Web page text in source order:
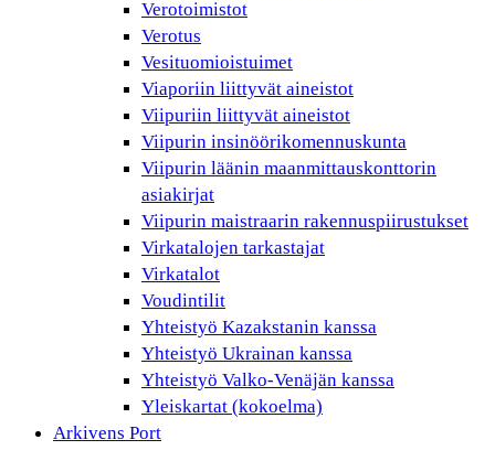
Verotoimistot
Verotus
Vesituomioistuimet
Viaporiin liittyvät aineistot
Viipuriin liittyvät aineistot
Viipurin insinöörikomennuskunta
Viipurin läänin maanmittauskonttorin
asiakirjat
Viipurin maistraarin rakennuspiirustukset
Virkatalojen tarkastajat
Virkatalot
Voudintilit
Yhteistyö Kazakstanin kanssa
Yhteistyö Ukrainan kanssa
Yhteistyö Valko-Venäjän kanssa
Yleiskartat (kokoelma)
Arkivens Port